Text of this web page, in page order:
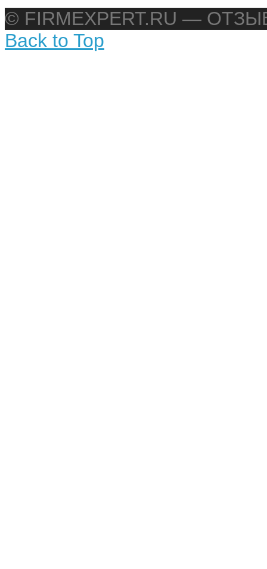
© FIRMEXPERT.RU —
Back to Top